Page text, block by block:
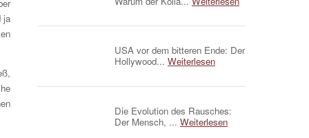
ja
USA vor dem bitteren Ende: Der
Hollywood... Weiterlesen
Die Evolution des Rausches:
Der Mensch, ... Weiterlesen